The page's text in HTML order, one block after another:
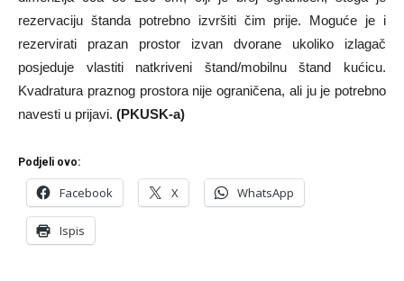
rezervaciju štanda potrebno izvršiti čim prije. Moguće je i
rezervirati prazan prostor izvan dvorane ukoliko izlagač
posjeduje vlastiti natkriveni štand/mobilnu štand kućicu.
Kvadratura praznog prostora nije ograničena, ali ju je potrebno
navesti u prijavi. (PKUSK-a)
Podjeli ovo:
Facebook X WhatsApp
Ispis